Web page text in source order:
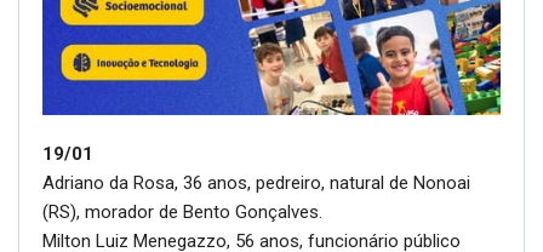
19/01
Adriano da Rosa, 36 anos, pedreiro, natural de Nonoai
(RS), morador de Bento Gonçalves.
Milton Luiz Menegazzo, 56 anos, funcionário público